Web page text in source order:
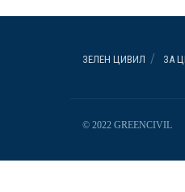
ЗЕЛЕН ЦИВИЛ ЗА
© 2022 GREENCIVIL